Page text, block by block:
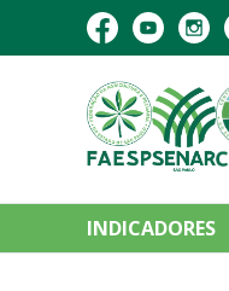
INDICADORES